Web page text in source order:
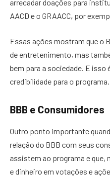
arrecadar doações para
AACD e o GRAACC, por
Essas ações mostram que o
de entretenimento, mas
bem para a sociedade. E isso
credibilidade para o programa.
BBB e Consumidores
Outro ponto importante
relação do BBB com seus
assistem ao programa e
e dinheiro em votações e